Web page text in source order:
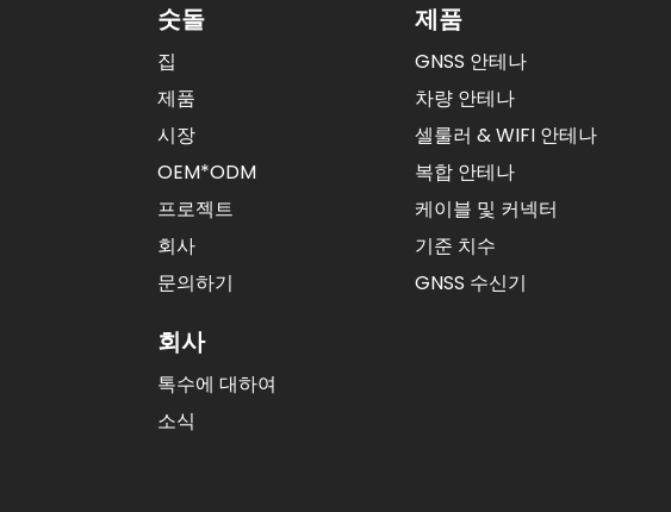
소형화된 고정밀 위치 결
소형화된 고정밀 위치 결
숫돌
집
제품
시장
OEM*ODM
프로젝트
회사
문의하기
제품
GNSS 안테나
차량 안테나
셀룰러 & WIFI 안테나
복합 안테나
케이블 및 커넥터
기준 치수
GNSS 수신기
회사
톡수에 대하여
소식